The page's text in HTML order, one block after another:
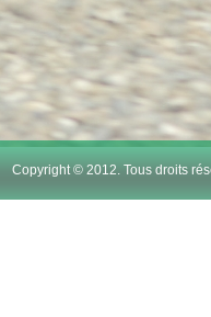
Copyright © 2012. Tous droits